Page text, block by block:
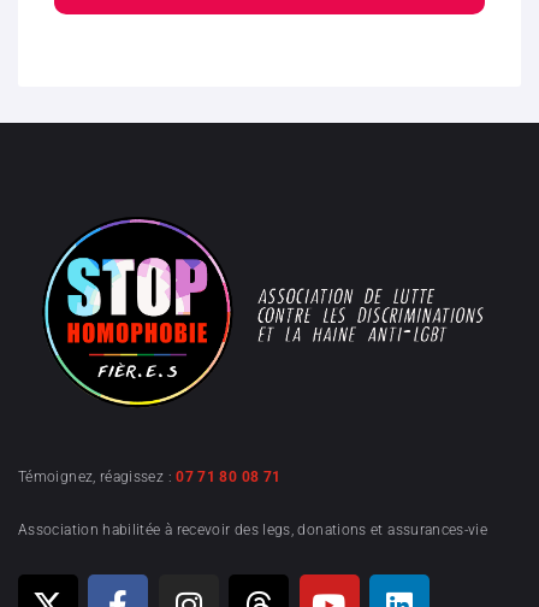
Témoignez, réagissez :07 71 80 08 71
Association habilitée à recevoir des legs, donations et assurances-vie